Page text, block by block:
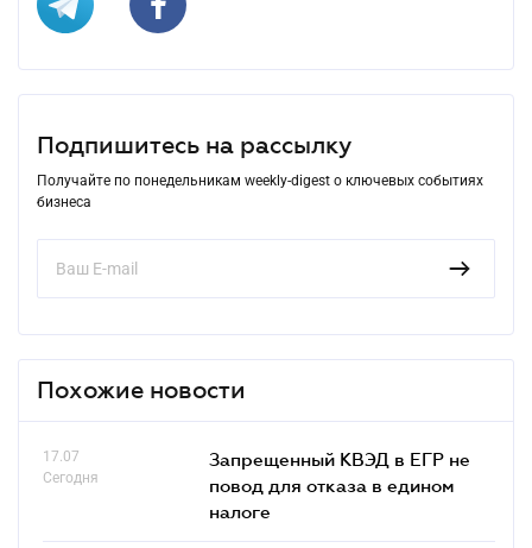
Подпишитесь на рассылку
Получайте по понедельникам weekly-digest о ключевых событиях
бизнеса
Похожие новости
17.07
Сегодня
Запрещенный КВЭД в ЕГР не
повод для отказа в едином
налоге